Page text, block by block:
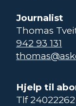
Journalist
Thomas
942 93 131
Hjelp til
Tlf 24022262